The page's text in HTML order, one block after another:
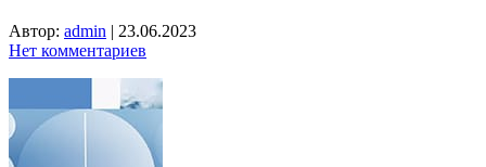
Автор: admin | 23.06.2023
Нет комментариев